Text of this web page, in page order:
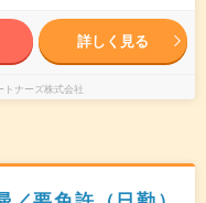
詳しく見る
ナーズ株式会社